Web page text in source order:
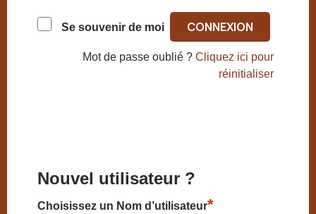
Se souvenir de moi
Mot de passe oublié ?Cliquez ici pour
réinitialiser
Nouvel utilisateur ?
Choisissez un Nom d’utilisateur*